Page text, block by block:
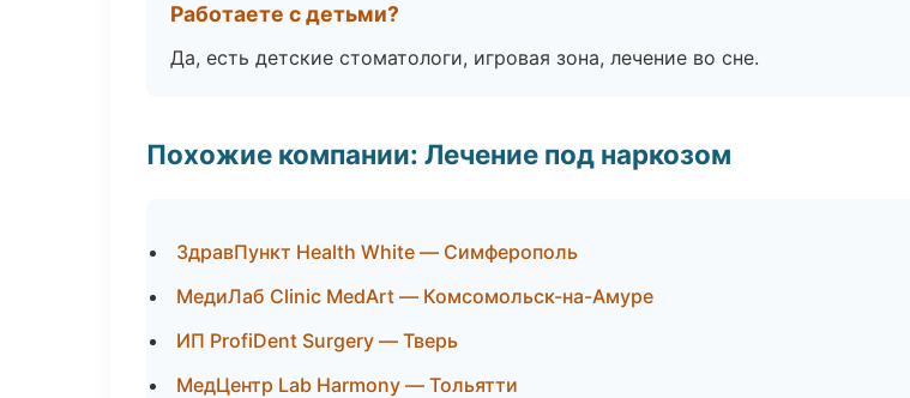
Работаете с детьми?
Да, есть детские стоматологи, игровая зона, лечение во сне.
Похожие компании: Лечение под наркозом
ЗдравПункт Health White — Симферополь
МедиЛаб Clinic MedArt — Комсомольск-на-Амуре
ИП ProfiDent Surgery — Тверь
МедЦентр Lab Harmony — Тольятти